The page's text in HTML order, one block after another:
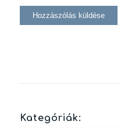
Kategóriák: